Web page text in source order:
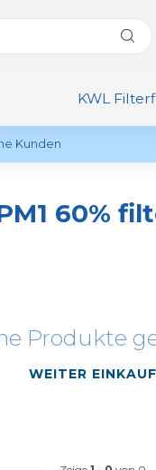
KWL
Kunden
60%
Produkte
WEITER